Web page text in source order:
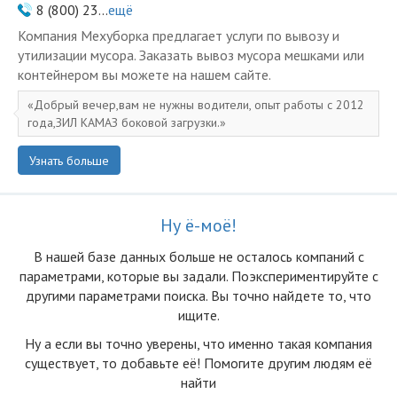
8 (800) 23...ещё
Компания Мехуборка предлагает услуги по вывозу и
утилизации мусора. Заказать вывоз мусора мешками или
контейнером вы можете на нашем сайте.
Добрый вечер,вам не нужны водители, опыт работы с 2012
года,ЗИЛ КАМАЗ боковой загрузки.
Узнать больше
Ну ё-моё!
В нашей базе данных больше не осталоcь компаний с
параметрами, которые вы задали. Поэкспериментируйте с
другими параметрами поиска. Вы точно найдете то, что
ищите.
Ну а если вы точно уверены, что именно такая компания
существует, то добавьте её! Помогите другим людям её
найти